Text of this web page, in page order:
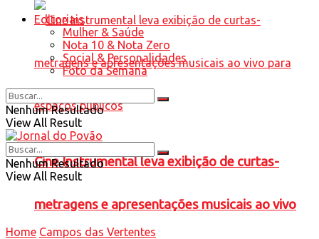
Cine Instrumental leva exibição de curtas-
metragens e apresentações musicais ao vivo
Editoriais
Mulher & Saúde
Nota 10 & Nota Zero
Social & Personalidades
Foto da Semana
Nenhum Resultado
View All Result
Nenhum Resultado
View All Result
Home Campos das Vertentes